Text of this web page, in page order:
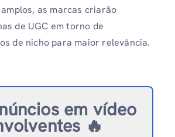
as marcas criarão
de UGC em torno de
de nicho para maior relevância.
em vídeo
🔥